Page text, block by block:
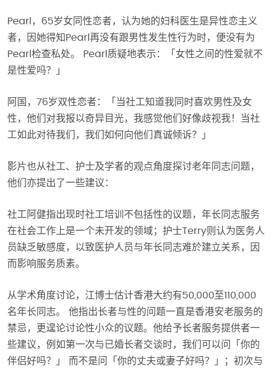
Pearl，65岁女同性恋者，认为她的妇科医生是异性恋主义
者，因她得知Pearl再没有跟男性发生性行为时，便没有为
Pearl检查私处。 Pearl质疑地表示：「女性之间的性爱就不
是性爱吗？」
阿国，76岁双性恋者：「当社工知道我同时喜欢男性及女
性，他们对我报以奇异目光，我感觉他们好像歧视我！当社
工如此对待我们，我们如何向他们真诚倾诉？」
影片也从社工、护士及学者的观点角度探讨老年同志问题，
他们亦提出了一些建议：
社工阿健指出现时社工培训不包括性的议题，年长同志服务
在社会工作上是一个未开发的领域；护士Terry则认为医务人
员缺乏敏感度，以致医护人员与年长同志难於建立关系，因
而影响服务质素。
从学术角度讨论，江博士估计香港大约有50,000至110,000
名年长同志。 他指出长者与性的问题一直是香港安老服务的
禁忌，更遑论讨论性小众的议题。他给予长者服务提供者一
些建议，例如第一次与已婚长者交谈时，我们可以问「你的
伴侣好吗？」 而不是问「你的丈夫或妻子好吗？」；初次与